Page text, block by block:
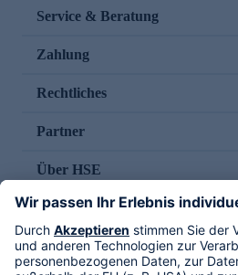
Service & Beratung
Zahlung
Rechtliches
Partner
Über HSE
Im TV
HSE International